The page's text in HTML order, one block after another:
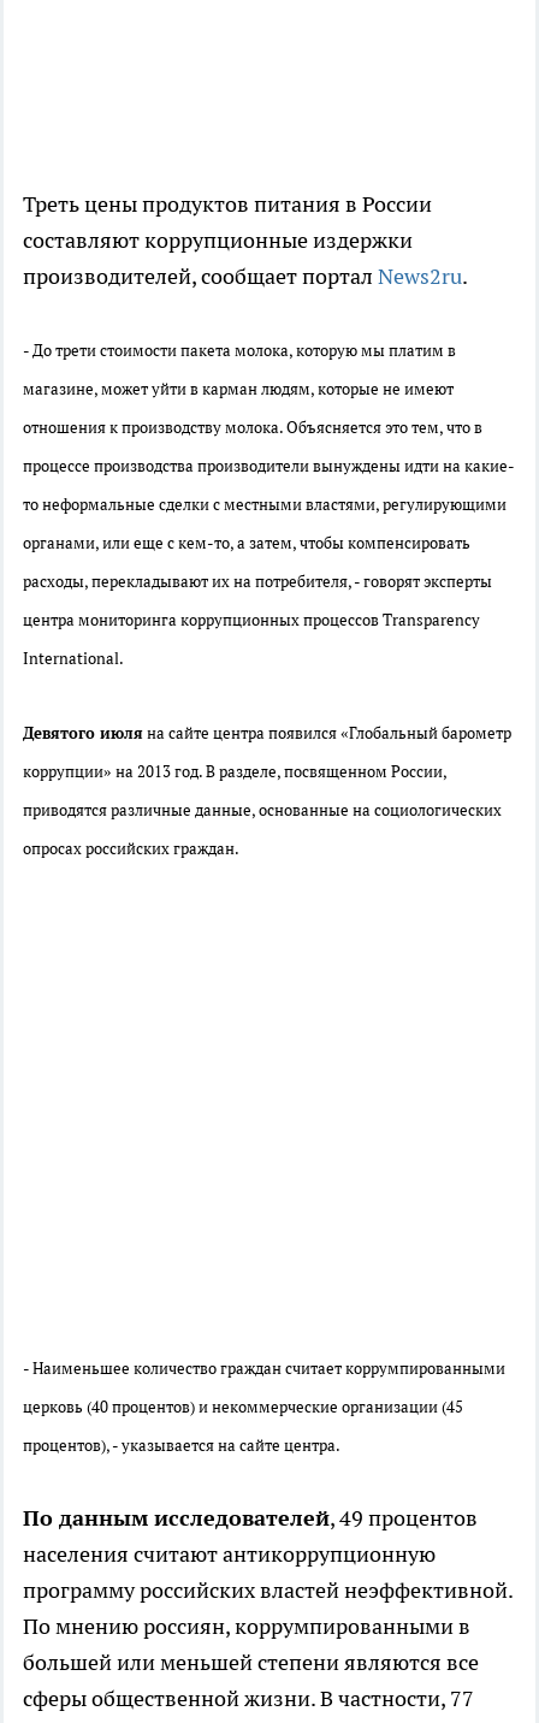
Треть цены продуктов питания в России
составляют коррупционные издержки
производителей, сообщает портал News2ru.
- До трети стоимости пакета молока, которую мы платим в
магазине, может уйти в карман людям, которые не имеют
отношения к производству молока. Объясняется это тем, что в
процессе производства производители вынуждены идти на какие-
то неформальные сделки с местными властями, регулирующими
органами, или еще с кем-то, а затем, чтобы компенсировать
расходы, перекладывают их на потребителя, - говорят эксперты
центра мониторинга коррупционных процессов Transparency
International.
Девятого июляна сайте центра появился «Глобальный барометр
коррупции» на 2013 год. В разделе, посвященном России,
приводятся различные данные, основанные на социологических
опросах российских граждан.
- Наименьшее количество граждан считает коррумпированными
церковь (40 процентов) и некоммерческие организации (45
процентов), - указывается на сайте центра.
По данным исследователей, 49 процентов
населения считают антикоррупционную
программу российских властей неэффективной.
По мнению россиян, коррумпированными в
большей или меньшей степени являются все
сферы общественной жизни. В частности, 77